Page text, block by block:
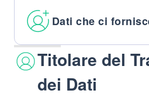
Dati che ci
Titolare del
dei Dati